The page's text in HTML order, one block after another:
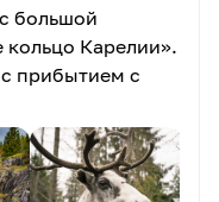
большой
кольцо Карелии».
прибытием с